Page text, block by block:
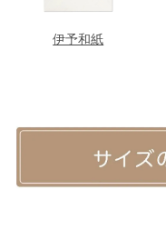
伊予和紙